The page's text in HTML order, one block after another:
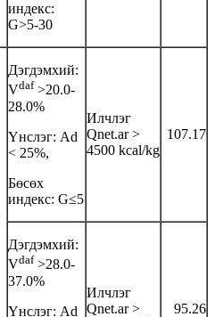
индекс:
G>5-30
Дэгдэмхий:
Vdaf >20.0-
28.0%
Үнслэг: Аd
< 25%,
Бөсөх
индекс: G≤5
Илчлэг
Qnet.ar >
4500 kcal/kg
107.17
Дэгдэмхий:
Vdaf >28.0-
37.0%
Үнслэг: Аd
Илчлэг
Qnet.ar >
95.26